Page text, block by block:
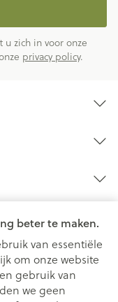
beter te maken.
van essentiële
om onze website
gebruik van
we geen
zich in voor onze
privacy policy.